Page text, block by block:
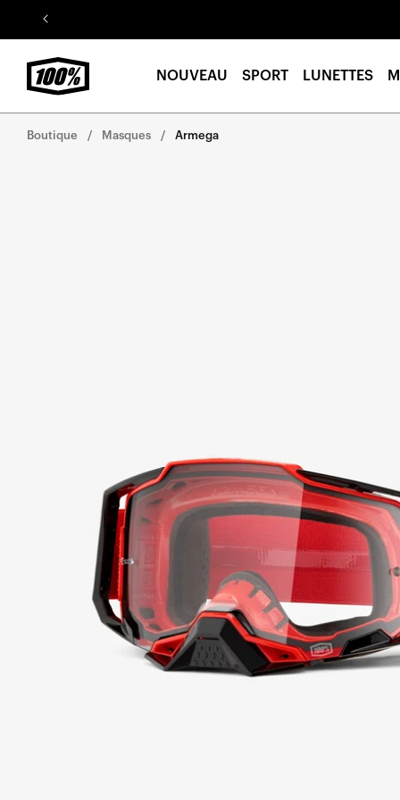
Aller au
contenu
NOUVEAU SPORT LUNETTES
Boutique Masques Armega